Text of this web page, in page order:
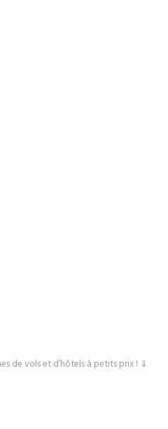
de vols et d’hôtels à petits prix ! ⇓